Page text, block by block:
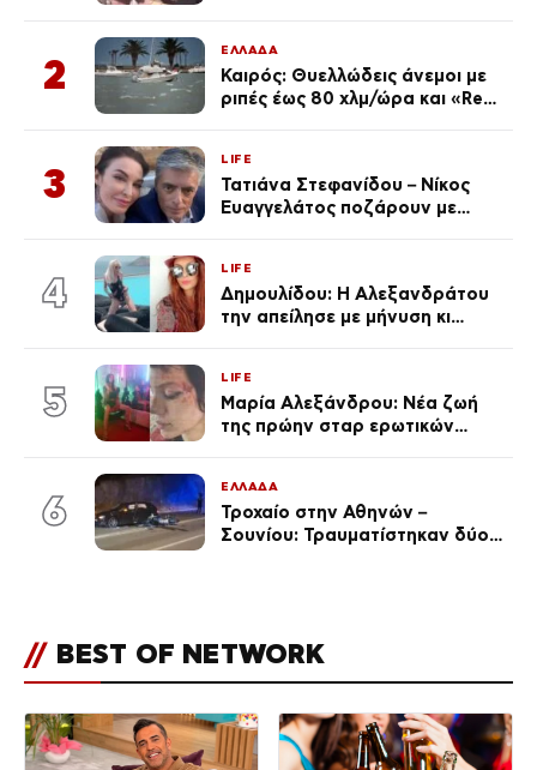
2
ΕΛΛΑΔΑ
Καιρός: Θυελλώδεις άνεμοι με
ριπές έως 80 χλμ/ώρα και «Red
3
LIFE
Τατιάνα Στεφανίδου – Νίκος
Ευαγγελάτος ποζάρουν με
4
LIFE
Δημουλίδου: Η Αλεξανδράτου
την απείλησε με μήνυση κι
ποια είσαι σοκαρίστικα»
5
LIFE
Μαρία Αλεξάνδρου: Νέα ζωή
της πρώην σταρ ερωτικών
(Φωτογραφίες)
6
ΕΛΛΑΔΑ
Τροχαίο στην Αθηνών –
Σουνίου: Τραυματίστηκαν δύο
// BEST OF NETWORK